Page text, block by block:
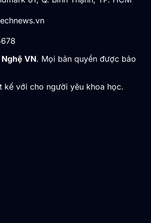
VN. Mọi bản quyền được bảo
kế với cho người yêu khoa học.